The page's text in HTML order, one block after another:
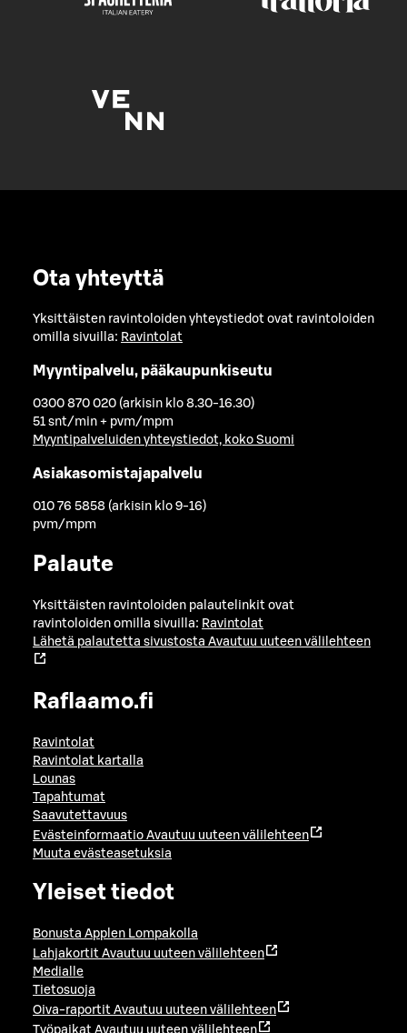
Ota yhteyttä
Yksittäisten ravintoloiden yhteystiedot ovat ravintoloiden
omilla sivuilla: Ravintolat
Myyntipalvelu, pääkaupunkiseutu
0300 870 020 (arkisin klo 8.30-16.30)
51 snt/min + pvm/mpm
Myyntipalveluiden yhteystiedot, koko Suomi
Asiakasomistajapalvelu
010 76 5858 (arkisin klo 9-16)
pvm/mpm
Palaute
Yksittäisten ravintoloiden palautelinkit ovat
ravintoloiden omilla sivuilla: Ravintolat
Lähetä palautetta sivustosta Avautuu uuteen välilehteen
Raflaamo.fi
Ravintolat
Ravintolat kartalla
Lounas
Tapahtumat
Saavutettavuus
Evästeinformaatio Avautuu uuteen välilehteen
Muuta evästeasetuksia
Yleiset tiedot
Bonusta Applen Lompakolla
Lahjakortit Avautuu uuteen välilehteen
Medialle
Tietosuoja
Oiva-raportit Avautuu uuteen välilehteen